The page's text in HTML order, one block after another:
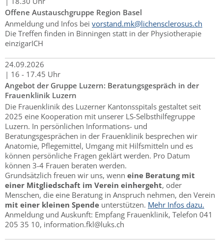
Offene Austauschgruppe Region Basel
Anmeldung und Infos bei vorstand.mk@lichensclerosus.ch
Die Treffen finden in Binningen statt in der Physiotherapie
einzigarICH
24.09.2026
| 16 - 17.45 Uhr
Angebot der Gruppe Luzern: Beratungsgespräch in der
Frauenklinik Luzern
Die Frauenklinik des Luzerner Kantonsspitals gestaltet seit
2025 eine Kooperation mit unserer LS-Selbsthilfegruppe
Luzern. In persönlichen Informations- und
Beratungsgesprächen in der Frauenklinik besprechen wir
Anatomie, Pflegemittel, Umgang mit Hilfsmitteln und es
können persönliche Fragen geklärt werden. Pro Datum
können 3-4 Frauen beraten werden.
Grundsätzlich freuen wir uns, wenn eine Beratung mit
einer Mitgliedschaft im Verein einhergeht, oder
Menschen, die eine Beratung in Anspruch nehmen, den Verein
mit einer kleinen Spende unterstützen. Mehr Infos dazu.
Anmeldung und Auskunft: Empfang Frauenklinik, Telefon 041
205 35 10, information.fkl@luks.ch